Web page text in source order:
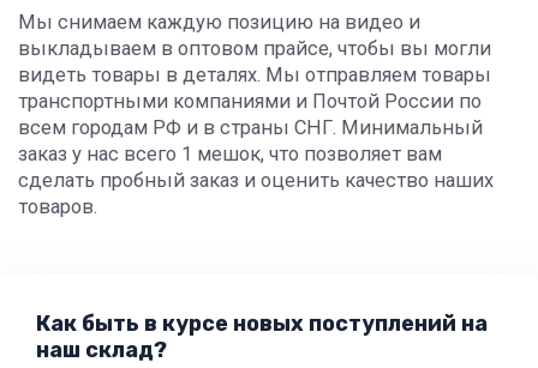
Мы снимаем каждую позицию на видео и
выкладываем в оптовом прайсе, чтобы вы могли
видеть товары в деталях. Мы отправляем товары
транспортными компаниями и Почтой России по
всем городам РФ и в страны СНГ. Минимальный
заказ у нас всего 1 мешок, что позволяет вам
сделать пробный заказ и оценить качество наших
товаров.
Как быть в курсе новых поступлений на
наш склад?